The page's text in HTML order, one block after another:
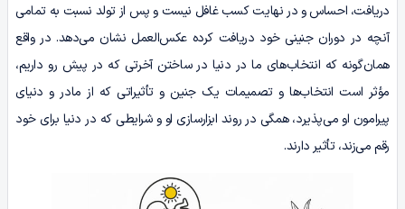
دریافت، احساس و در نهایت کسب غافل نیست و پس از تولد نسبت به تمامی
آنچه در دوران جنینی خود دریافت کرده عکس‌العمل نشان می‌دهد. در واقع
همان‌گونه که انتخاب‌های ما در دنیا در ساختن آخرتی که در پیش رو داریم،
مؤثر است انتخاب‌ها و تصمیمات یک جنین و تأثیراتی که از مادر و دنیای
پیرامون او می‌پذیرد، همگی در روند ابزارسازی او و شرایطی که در دنیا برای خود
رقم می‌زند، تأثیر دارند.